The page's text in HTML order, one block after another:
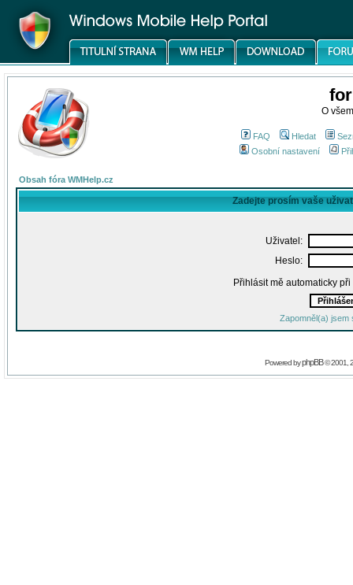
O
FAQ Hledat
Osobní nastavení
Obsah fóra WMHelp.cz
Zadejte prosím vaše
Uživatel:
Heslo:
Přihlásit mě automaticky
Zapomněl(a) jsem
Powered byphpBB© 2001,